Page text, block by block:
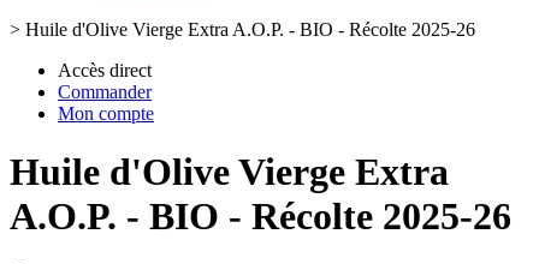
> Huile d'Olive Vierge Extra A.O.P. - BIO - Récolte 2025-26
Accès direct
Commander
Mon compte
Huile d'Olive Vierge Extra
A.O.P. - BIO - Récolte 2025-26